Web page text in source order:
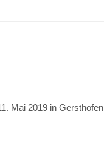
Mai 2019 in Gersthofen